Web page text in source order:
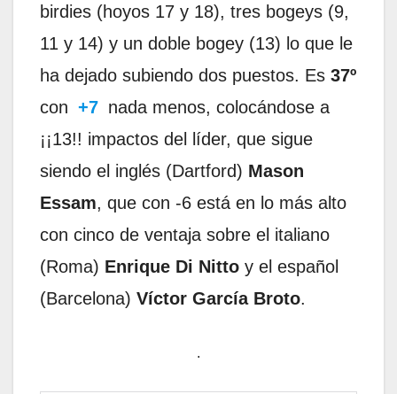
birdies (hoyos 17 y 18), tres bogeys (9,
11 y 14) y un doble bogey (13) lo que le
ha dejado subiendo dos puestos. Es 37º
con +7 nada menos, colocándose a
¡¡13!! impactos del líder, que sigue
siendo el inglés (Dartford) Mason
Essam, que con -6 está en lo más alto
con cinco de ventaja sobre el italiano
(Roma) Enrique Di Nitto y el español
(Barcelona) Víctor García Broto.
.